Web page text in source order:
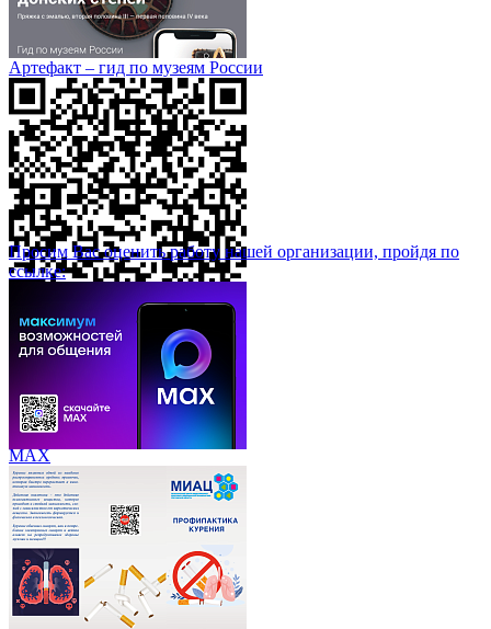
Артефакт – гид по музеям России
Просим Вас оценить работу нашей организации, пройдя по
ссылке:
МАХ